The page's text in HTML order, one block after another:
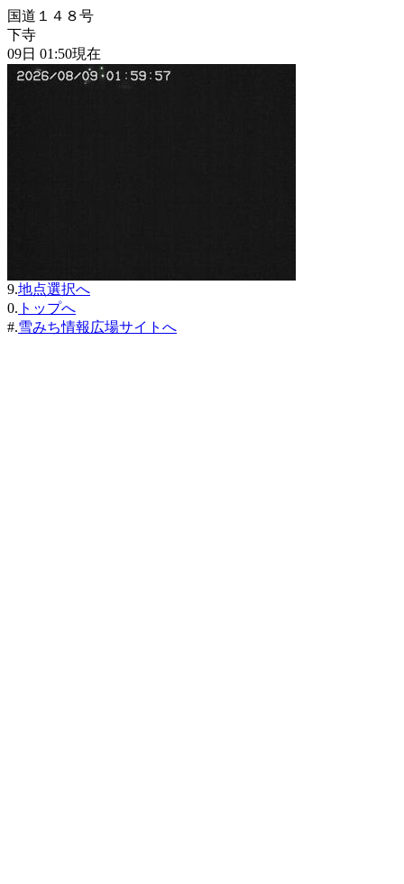
国道１４８号
下寺
09日 01:50現在
9.地点選択へ
0. トップへ
#.雪みち情報広場サイトへ